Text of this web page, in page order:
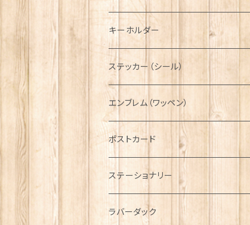
ディアストーカー
ニット帽
タータン【Glencroft】
ボタンラップマフラー【Aran Traditions】
スカーフ
ファッションマスク
その他のアクセサリー
ラブスプーン【PAUL CURTIS】
ティーコジー
その他テーブルウェア
乗り物
動物＆植物
国旗＆紋章
音楽＆楽器
ミリタリー
NAVY
AIRFORCE
ARMY
ピューター
キーホルダー
ステッカー（シール）
エンブレム（ワッペン）
ポストカード
ステーショナリー
ラバーダック